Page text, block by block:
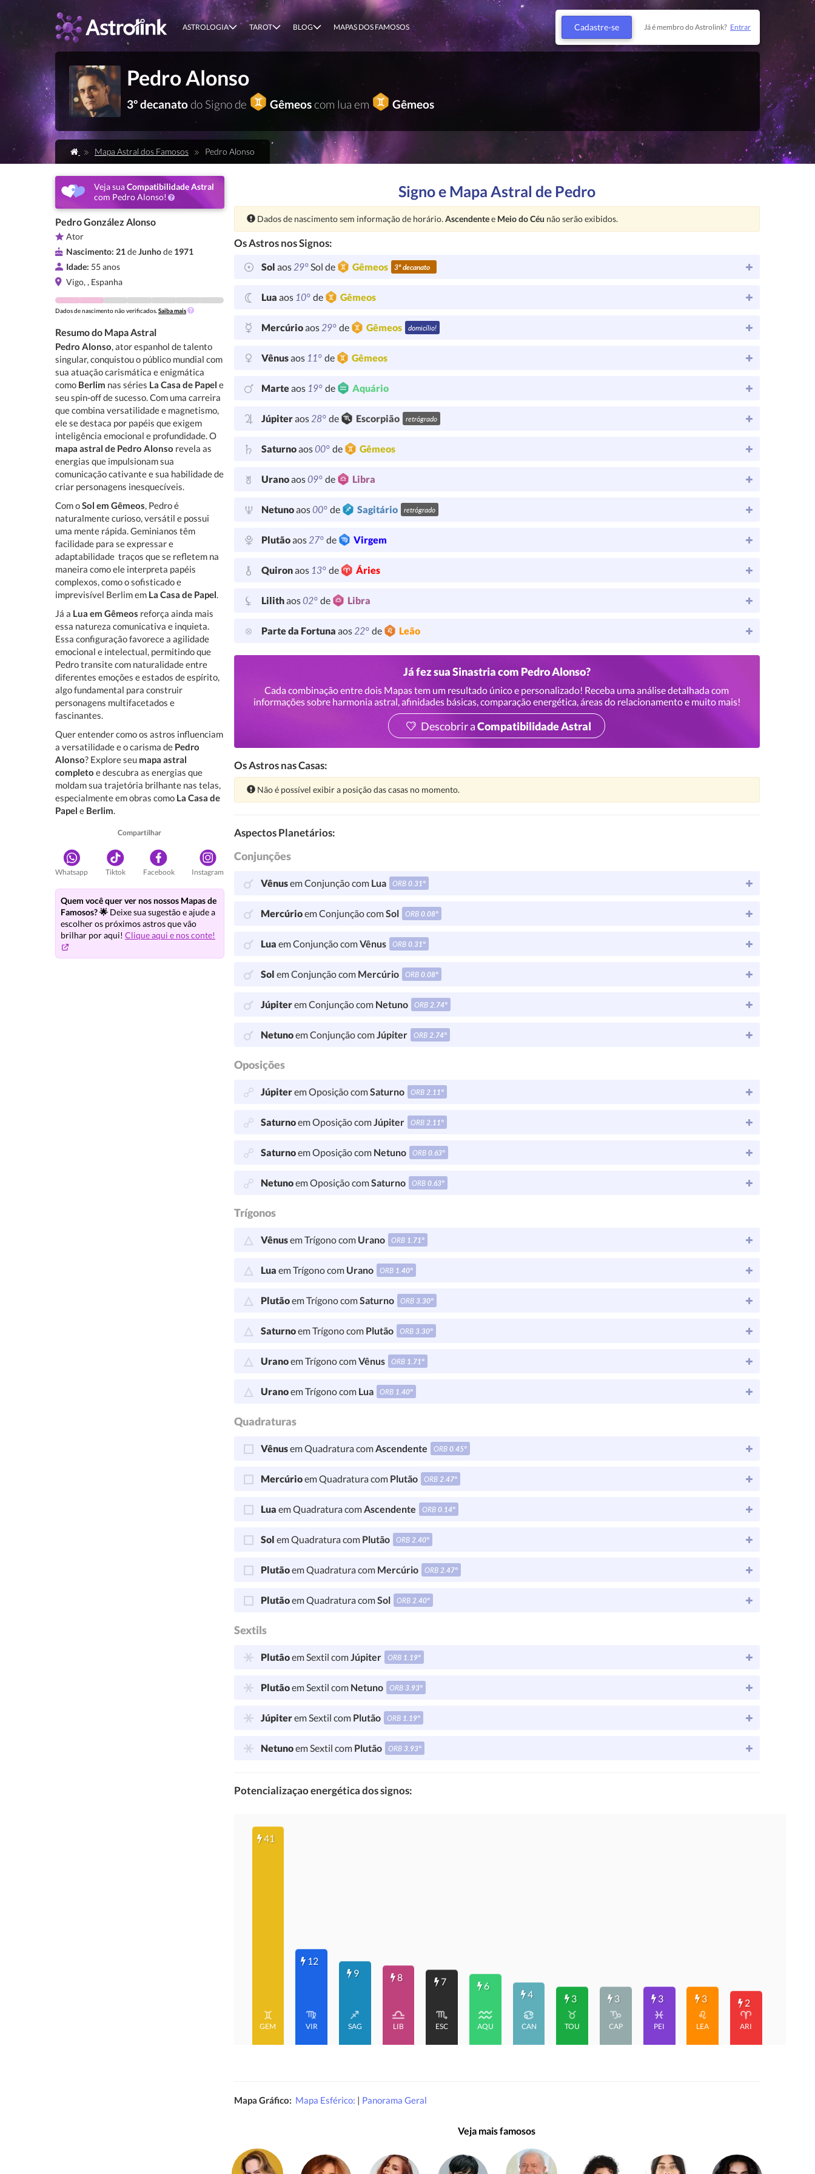
ASTROLOGIA TAROT BLOG MAPAS DOS FAMOSOS Cadastre-se Já é membro do Astrolink? Entrar
Pedro Alonso
3º decanatodo Signo de Gêmeoscom lua em Gêmeos
Mapa Astral dos Famosos Pedro Alonso
Veja suaCompatibilidade Astral
com Pedro Alonso!
Pedro González Alonso
Ator
Nascimento: 21deJunhode 1971
Idade: 55 anos
Vigo, , Espanha
Dados de nascimento não verificados. Saiba mais
Resumo do Mapa Astral
Pedro Alonso, ator espanhol de talento
singular, conquistou o público mundial com
sua atuação carismática e enigmática
como Berlim nas séries La Casa de Papel e
seu spin-off de sucesso. Com uma carreira
que combina versatilidade e magnetismo,
ele se destaca por papéis que exigem
inteligência emocional e profundidade. O
mapa astral de Pedro Alonso revela as
energias que impulsionam sua
comunicação cativante e sua habilidade de
criar personagens inesquecíveis.
Com oSol em Gêmeos, Pedro é
naturalmente curioso, versátil e possui
uma mente rápida. Geminianos têm
facilidade para se expressar e
adaptabilidade  traços que se refletem na
maneira como ele interpreta papéis
complexos, como o sofisticado e
imprevisível Berlim em La Casa de Papel.
Já a Lua em Gêmeos reforça ainda mais
essa natureza comunicativa e inquieta.
Essa configuração favorece a agilidade
emocional e intelectual, permitindo que
Pedro transite com naturalidade entre
diferentes emoções e estados de espírito,
algo fundamental para construir
personagens multifacetados e
fascinantes.
Quer entender como os astros influenciam
a versatilidade e o carisma de Pedro
Alonso? Explore seu mapa astral
completo e descubra as energias que
moldam sua trajetória brilhante nas telas,
especialmente em obras como La Casa de
Papel e Berlim.
Compartilhar
Whatsapp Tiktok Facebook Instagram
Quem você quer ver nos nossos Mapas de
Famosos? 🌟 Deixe sua sugestão e ajude a
escolher os próximos astros que vão
brilhar por aqui! Clique aqui e nos conte!
Signo e Mapa Astral de Pedro
Atenção:
Dados de nascimento sem informação de horário. Ascendentee Meio do Céu não serão exibidos.
Os Astros nos Signos:
Sol aos29°Sol de Gêmeos 3º decanato
Lua aos 10° de Gêmeos
Mercúrioaos29° de Gêmeos domicílio!
Vênusaos 11° de Gêmeos
Marteaos 19° de Aquário
Júpiteraos28° de Escorpião retrógrado
Saturnoaos00° de Gêmeos
Uranoaos09° de Libra
Netunoaos00° de Sagitário retrógrado
Plutãoaos27° de Virgem
Quironaos 13° de Áries
Lilithaos02° de Libra
Parte da Fortuna aos22° de Leão
Já fez sua Sinastria com Pedro Alonso?
Cada combinação entre dois Mapas tem um resultado único e personalizado! Receba uma análise detalhada com
informações sobre harmonia astral, afinidades básicas, comparação energética, áreas do relacionamento e muito mais!
Descobrir aCompatibilidade Astral
Os Astros nas Casas:
Atenção:
Não é possível exibir a posição das casas no momento.
Aspectos Planetários:
Conjunções
Vênusem Conjunção com Lua ORB0.31°
Mercúrioem Conjunção comSol ORB0.08°
Lua em Conjunção comVênus ORB0.31°
Sol em Conjunção com Mercúrio ORB0.08°
Júpiterem Conjunção com Netuno ORB2.74°
Netunoem Conjunção comJúpiter ORB2.74°
Oposições
Júpiterem Oposição comSaturno ORB2.11°
Saturnoem Oposição comJúpiter ORB2.11°
Saturnoem Oposição com Netuno ORB0.63°
Netunoem Oposição comSaturno ORB0.63°
Trígonos
Vênusem Trígono com Urano ORB 1.71°
Lua em Trígono com Urano ORB 1.40°
Plutãoem Trígono comSaturno ORB3.30°
Saturnoem Trígono com Plutão ORB3.30°
Uranoem Trígono comVênus ORB 1.71°
Uranoem Trígono com Lua ORB 1.40°
Quadraturas
Vênusem Quadratura comAscendente ORB0.45°
Mercúrioem Quadratura com Plutão ORB2.47°
Lua em Quadratura comAscendente ORB0.14°
Sol em Quadratura com Plutão ORB2.40°
Plutãoem Quadratura com Mercúrio ORB2.47°
Plutãoem Quadratura comSol ORB2.40°
Sextils
Plutãoem Sextil comJúpiter ORB 1.19°
Plutãoem Sextil com Netuno ORB3.93°
Júpiterem Sextil com Plutão ORB 1.19°
Netunoem Sextil com Plutão ORB3.93°
Potencializaçao energética dos signos:
41
GEM
12
VIR
9
SAG
8
LIB
7
ESC
6
AQU
4
CAN
3
TOU
3
CAP
3
PEI
3
LEA
2
ARI
Mapa Gráfico: Mapa Esférico: | Panorama Geral
Veja mais famosos